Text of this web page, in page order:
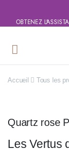
OBTENEZ
Accueil Tous les
Quartz rose
Les Vertus